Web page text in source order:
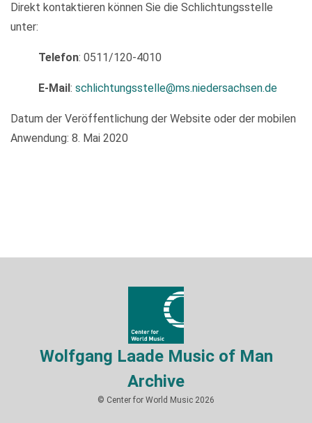
Direkt kontaktieren können Sie die Schlichtungsstelle
unter:
Telefon: 0511/120-4010
E-Mail : schlichtungsstelle@ms.niedersachsen.de
Datum der Veröffentlichung der Website oder der mobilen
Anwendung: 8. Mai 2020
Wolfgang Laade Music of Man
Archive
© Center for World Music 2026